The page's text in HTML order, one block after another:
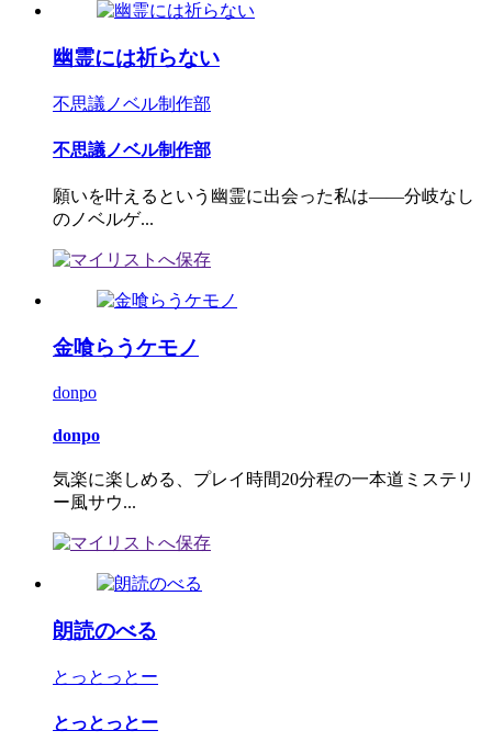
幽霊には祈らない
不思議ノベル制作部
不思議ノベル制作部
願いを叶えるという幽霊に出会った私は――分岐なし
のノベルゲ...
金喰らうケモノ
donpo
donpo
気楽に楽しめる、プレイ時間20分程の一本道ミステリ
ー風サウ...
朗読のべる
とっとっとー
とっとっとー